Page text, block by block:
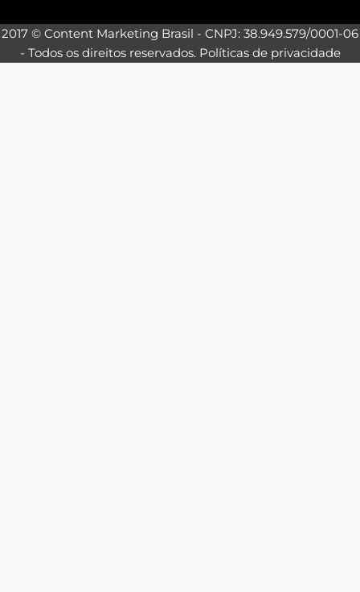
2017 © Content Marketing Brasil - CNPJ: 38.949.579/0001-06
- Todos os direitos reservados. Políticas de privacidade